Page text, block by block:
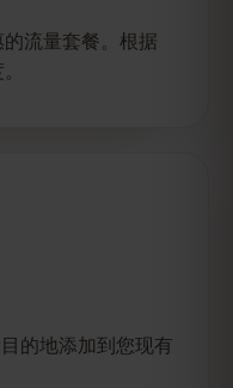
流量套餐。根据
的地添加到您现有